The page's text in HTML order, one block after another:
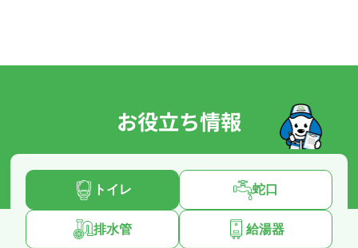
お役立ち情報
トイレ 蛇口
排水管 給湯器